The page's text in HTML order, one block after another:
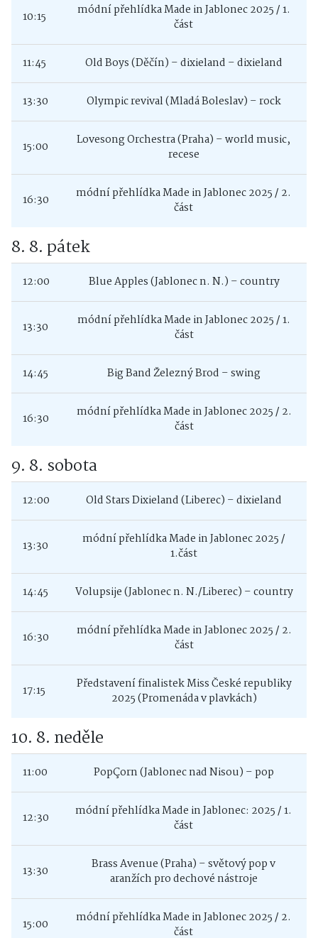
10:15
módní přehlídka Made in Jablonec 2025 / 1.
část
11:45 Old Boys (Děčín) – dixieland – dixieland
13:30 Olympic revival (Mladá Boleslav) – rock
15:00
Lovesong Orchestra (Praha) – world music,
recese
16:30
módní přehlídka Made in Jablonec 2025 / 2.
část
8. 8. pátek
12:00 Blue Apples (Jablonec n. N.) – country
13:30
módní přehlídka Made in Jablonec 2025 / 1.
část
14:45 Big Band Železný Brod – swing
16:30
módní přehlídka Made in Jablonec 2025 / 2.
část
9. 8. sobota
12:00 Old Stars Dixieland (Liberec) – dixieland
13:30
módní přehlídka Made in Jablonec 2025 /
1.část
14:45 Volupsije (Jablonec n. N./Liberec) – country
16:30
módní přehlídka Made in Jablonec 2025 / 2.
část
17:15
Představení finalistek Miss České republiky
2025 (Promenáda v plavkách)
10. 8. neděle
11:00 PopÇorn (Jablonec nad Nisou) – pop
12:30
módní přehlídka Made in Jablonec: 2025 / 1.
část
13:30
Brass Avenue (Praha) – světový pop v
aranžích pro dechové nástroje
15:00
módní přehlídka Made in Jablonec 2025 / 2.
část